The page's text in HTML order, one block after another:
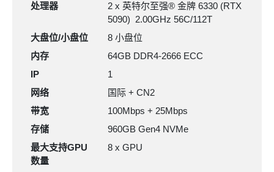
处理器
2 x 英特尔至强® 金牌 6330 (RTX
5090) 2.00GHz 56C/112T
大盘位/小盘位
8 小盘位
内存
64GB DDR4-2666 ECC
IP
1
网络
国际 + CN2
带宽
100Mbps + 25Mbps
存储
960GB Gen4 NVMe
最大支持GPU
数量
8 x GPU